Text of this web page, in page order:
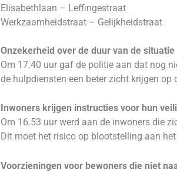
Elisabethlaan – Leffingestraat
Werkzaamheidstraat – Gelijkheidstraat
Onzekerheid over de duur van de situatie
Om 17.40 uur gaf de politie aan dat nog
de hulpdiensten een beter zicht krijgen
Inwoners krijgen instructies voor hun
Om 16.53 uur werd aan de inwoners die
Dit moet het risico op blootstelling aan
Voorzieningen voor bewoners die niet